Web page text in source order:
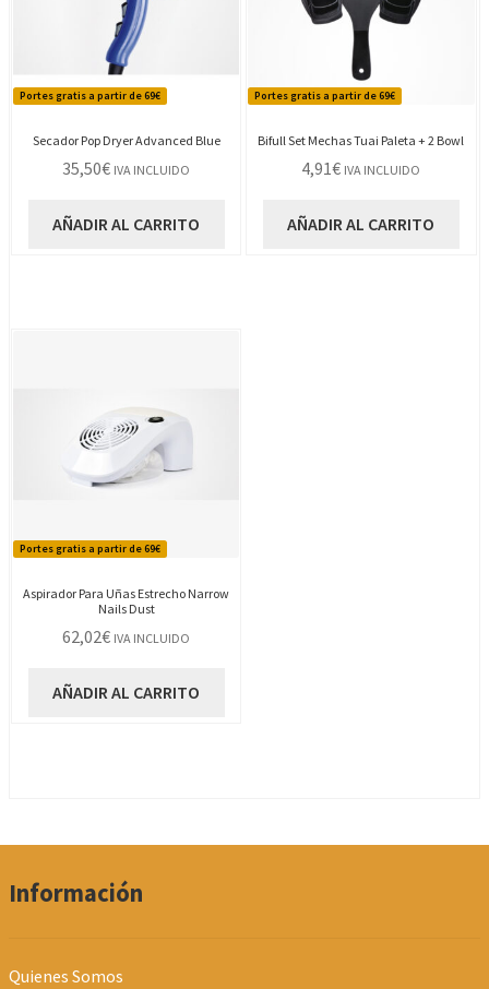
Portes gratis a partir de 69€
Secador Pop Dryer Advanced Blue
35,50€ IVA INCLUIDO
AÑADIR AL CARRITO
Portes gratis a partir de 69€
Bifull Set Mechas Tuai Paleta + 2 Bowl
4,91€ IVA INCLUIDO
AÑADIR AL CARRITO
Portes gratis a partir de 69€
Aspirador Para Uñas Estrecho Narrow
Nails Dust
62,02€ IVA INCLUIDO
AÑADIR AL CARRITO
Información
Quienes Somos